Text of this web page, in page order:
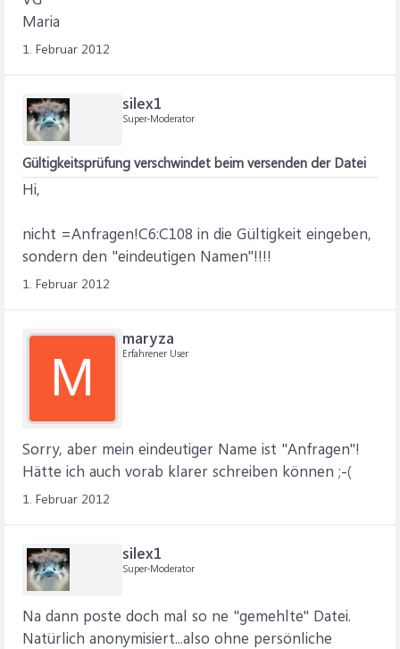
Maria
1. Februar 2012
silex1
Super-Moderator
Gültigkeitsprüfung verschwindet beim versenden der Datei
Hi,
nicht =Anfragen!C6:C108 in die Gültigkeit eingeben,
sondern den "eindeutigen Namen"!!!!
1. Februar 2012
M
maryza
Erfahrener User
Sorry, aber mein eindeutiger Name ist "Anfragen"!
Hätte ich auch vorab klarer schreiben können ;-(
1. Februar 2012
silex1
Super-Moderator
Na dann poste doch mal so ne "gemehlte" Datei.
Natürlich anonymisiert...also ohne persönliche